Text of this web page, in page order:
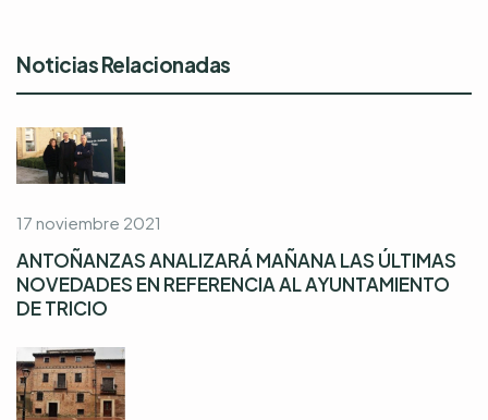
Noticias Relacionadas
17 noviembre 2021
ANTOÑANZAS ANALIZARÁ MAÑANA LAS ÚLTIMAS
NOVEDADES EN REFERENCIA AL AYUNTAMIENTO
DE TRICIO